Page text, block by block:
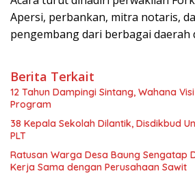
Apersi, perbankan, mitra notaris,
pengembang dari berbagai daerah
Berita Terkait
12 Tahun Dampingi Sintang, Wahana
Program
38 Kepala Sekolah Dilantik, Disdikbud
PLT
Ratusan Warga Desa Baung Sengatap Desak Pemkab Putus
Kerja Sama dengan Perusahaan Sawit